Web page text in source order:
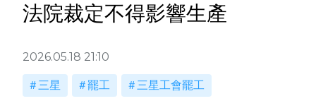
法院裁定不得影響生產
2026.05.18 21:10
三星 罷工 三星工會罷工